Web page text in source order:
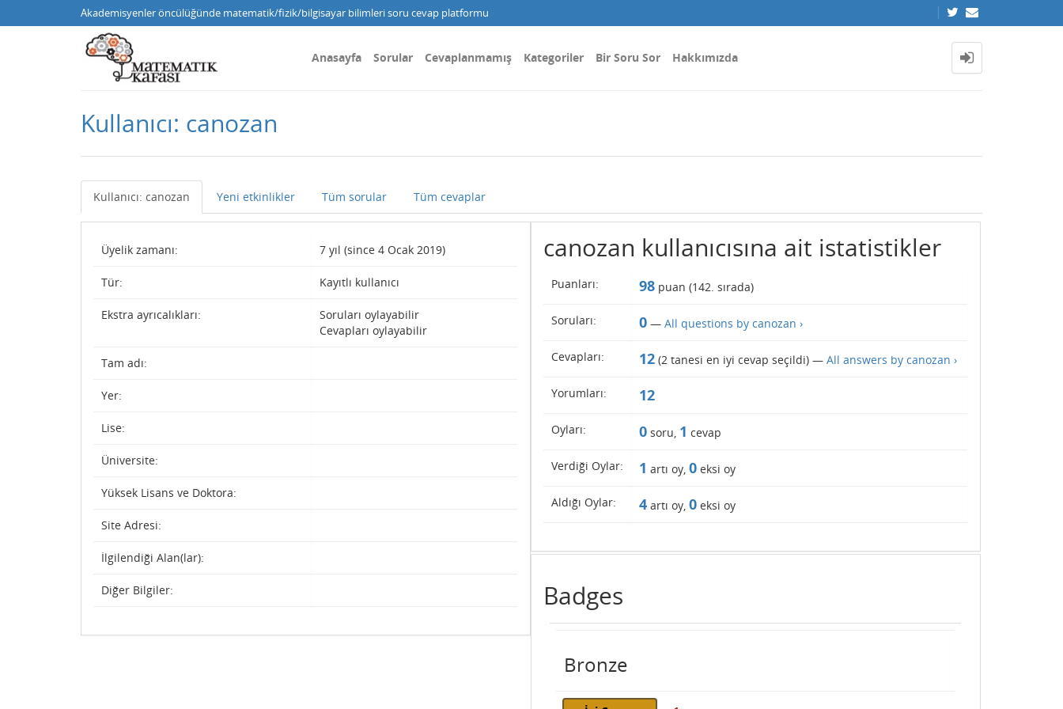
Akademisyenler öncülüğünde matematik/fizik/bilgisayar bilimleri soru cevap platformu
Anasayfa Sorular Cevaplanmamış Kategoriler Bir Soru Sor Hakkımızda
Kullanıcı: canozan
Kullanıcı: canozan Yeni etkinlikler Tüm sorular Tüm cevaplar
Üyelik zamanı: 7 yıl (since 4 Ocak 2019)
Tür: Kayıtlı kullanıcı
Ekstra ayrıcalıkları:
Soruları oylayabilir
Cevapları oylayabilir
Tam adı:
Yer:
Lise:
Üniversite:
Yüksek Lisans ve Doktora:
Site Adresi:
İlgilendiği Alan(lar):
Diğer Bilgiler:
canozan kullanıcısına ait istatistikler
Puanları: 98puan (142. sırada)
Soruları: 0— All questions by canozan ›
Cevapları: 12(2tanesi en iyi cevap seçildi) — All answers by canozan ›
Yorumları: 12
Oyları: 0soru, 1 cevap
Verdiği Oylar: 1 artı oy, 0eksi oy
Aldığı Oylar: 4artı oy, 0eksi oy
Badges
Bronze